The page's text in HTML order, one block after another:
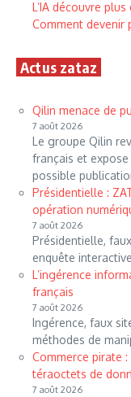
L’IA découvre
Comment devenir
Actus zataz
Qilin menace de
7 août 2026
Le groupe Qilin
français et expose
possible
Présidentielle :
opération
7 août 2026
Présidentielle,
enquête
L’ingérence
français
7 août 2026
Ingérence, faux
méthodes de
Commerce pirate
téraoctets de
7 août 2026